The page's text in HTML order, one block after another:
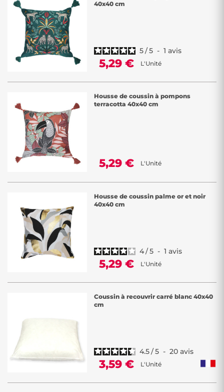
40x40 cm
5/5 - 1 avis
5,29 € L'Unité
Housse de coussin à pompons
terracotta 40x40 cm
5,29 € L'Unité
Housse de coussin palme or et noir
40x40 cm
4/5 - 1 avis
5,29 € L'Unité
Coussin à recouvrir carré blanc 40x40
cm
4.5/5 - 20 avis
3,59 € L'Unité